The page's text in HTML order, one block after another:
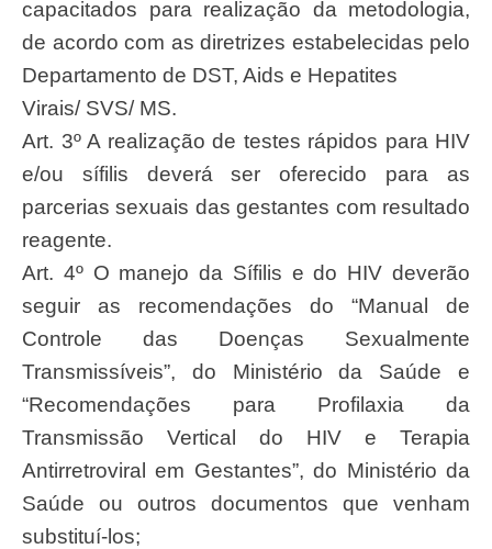
capacitados para realização da metodologia,
de acordo com as diretrizes estabelecidas pelo
Departamento de DST, Aids e Hepatites
Virais/ SVS/ MS.
Art. 3º A realização de testes rápidos para HIV
e/ou sífilis deverá ser oferecido para as
parcerias sexuais das gestantes com resultado
reagente.
Art. 4º O manejo da Sífilis e do HIV deverão
seguir as recomendações do “Manual de
Controle das Doenças Sexualmente
Transmissíveis”, do Ministério da Saúde e
“Recomendações para Profilaxia da
Transmissão Vertical do HIV e Terapia
Antirretroviral em Gestantes”, do Ministério da
Saúde ou outros documentos que venham
substituí-los;